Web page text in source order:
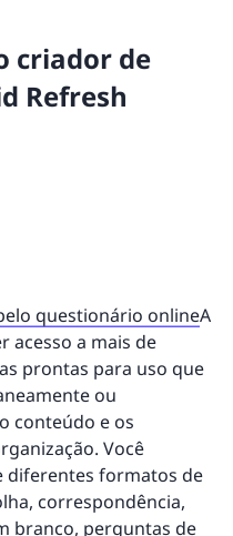
criador de
Refresh
questionário onlineA
acesso a mais de
prontas para uso que
ou
conteúdo e os
Você
diferentes formatos de
correspondência,
branco, perguntas de